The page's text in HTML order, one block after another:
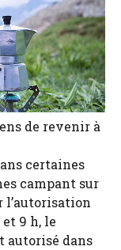
de revenir à
certaines
campant sur
9 h, le
autorisé dans